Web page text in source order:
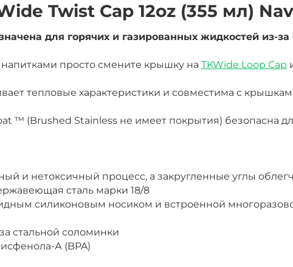
Twist Cap 12oz (355 мл)
для горячих и газированных жидкостей из-
напитками просто смените крышку на TKWide Loop Cap
тепловые характеристики и совместима с
™ (Brushed Stainless не имеет покрытия) безопасна
и нетоксичный процесс, а закругленные углы
сталь марки 18/8
силиконовым носиком и встроенной
стальной соломинки
А (BPA)